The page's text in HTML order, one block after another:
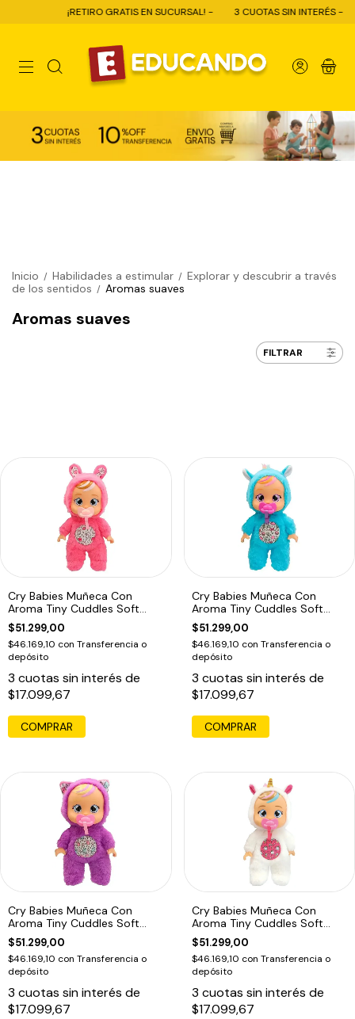
¡RETIRO GRATIS EN SUCURSAL! - 3 CUOTAS SIN INTERÉS -
0
Inicio / Habilidades a estimular / Explorar y descubrir a través
de los sentidos / Aromas suaves
Aromas suaves
FILTRAR
Cry Babies Muñeca Con
Aroma Tiny Cuddles Soft
Scents
$51.299,00
$46.169,10 con Transferencia o
depósito
3 cuotas sin interés de
$17.099,67
Cry Babies Muñeca Con
Aroma Tiny Cuddles Soft
Scents
$51.299,00
$46.169,10 con Transferencia o
depósito
3 cuotas sin interés de
$17.099,67
Cry Babies Muñeca Con
Aroma Tiny Cuddles Soft
Scents
$51.299,00
$46.169,10 con Transferencia o
depósito
3 cuotas sin interés de
$17.099,67
Cry Babies Muñeca Con
Aroma Tiny Cuddles Soft
Scents
$51.299,00
$46.169,10 con Transferencia o
depósito
3 cuotas sin interés de
$17.099,67